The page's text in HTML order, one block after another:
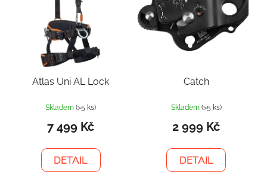
Atlas Uni AL Lock
Skladem(>5 ks)
7 499 Kč
DETAIL
Catch
Skladem (>5 ks)
2 999 Kč
DETAIL